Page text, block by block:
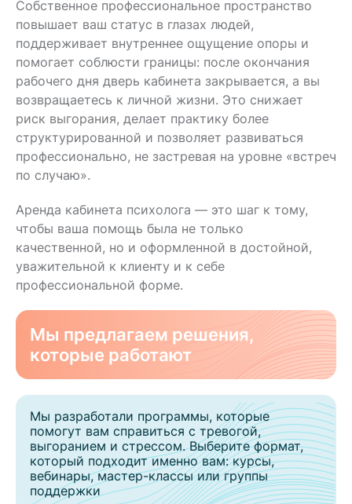
Собственное профессиональное пространство
повышает ваш статус в глазах людей,
поддерживает внутреннее ощущение опоры и
помогает соблюсти границы: после окончания
рабочего дня дверь кабинета закрывается, а вы
возвращаетесь к личной жизни. Это снижает
риск выгорания, делает практику более
структурированной и позволяет развиваться
профессионально, не застревая на уровне «встреч
по случаю».
Аренда кабинета психолога — это шаг к тому,
чтобы ваша помощь была не только
качественной, но и оформленной в достойной,
уважительной к клиенту и к себе
профессиональной форме.
Мы предлагаем решения,
которые работают
Мы разработали программы, которые
помогут вам справиться с тревогой,
выгоранием и стрессом. Выберите формат,
который подходит именно вам: курсы,
вебинары, мастер-классы или группы
поддержки